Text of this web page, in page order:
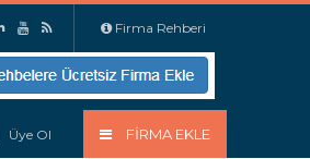
Firma Rehberi
Üye Ol FIRMA EKLE